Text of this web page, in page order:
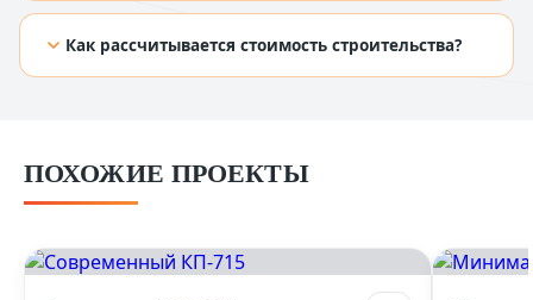
[TODO: добавить ответ из Figma]
Как рассчитывается стоимость строительства?
ПОХОЖИЕ ПРОЕКТЫ